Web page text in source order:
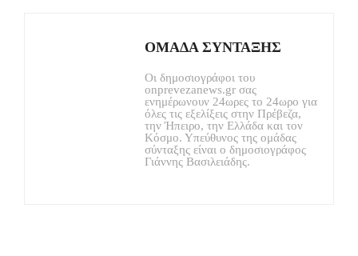
ΟΜΑΔΑ ΣΥΝΤΑΞΗΣ
Οι δημοσιογράφοι του
onprevezanews.gr σας
ενημέρωνουν 24ωρες το 24ωρο για
όλες τις εξελίξεις στην Πρέβεζα,
την Ήπειρο, την Ελλάδα και τον
Κόσμο. Υπεύθυνος της ομάδας
σύνταξης είναι ο δημοσιογράφος
Γιάννης Βασιλειάδης.